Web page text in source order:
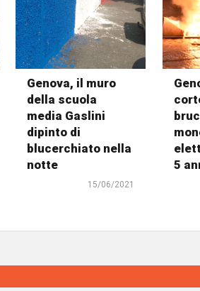
Genova, il muro
della scuola
media Gaslini
dipinto di
blucerchiato nella
notte
15/06/2021
5